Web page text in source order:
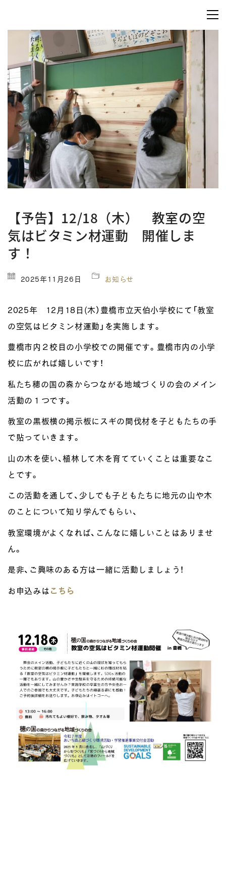
【予告】12/18（木） 教室の空
気はビタミン材運動 開催しま
す！
2025年11月26日 お知らせ
2025年 12月18日(木）豊橋市立天伯小学校にて「教室
の空気はビタミン材運動」を実施します。
豊橋市内２校目の小学校での開催です。豊橋市内の小学
校に広がれば嬉しいです！
私たち穂の国の森からつながる地域づくりの会のメイン
活動の１つです。
教室の黒板横の掲示板にスギの間伐材を子どもたちの手
で貼っていきます。
山の木を使い、植林して木を育てていくことは重要なこ
とです。
この活動を通して、少しでも子どもたちに地元の山や木
のことについて知り学んでもらい、
教室環境がよくなれば、こんなに嬉しいことはありませ
ん。
是非、ご興味のある方は一緒に活動しましょう！
お申込みは こちら